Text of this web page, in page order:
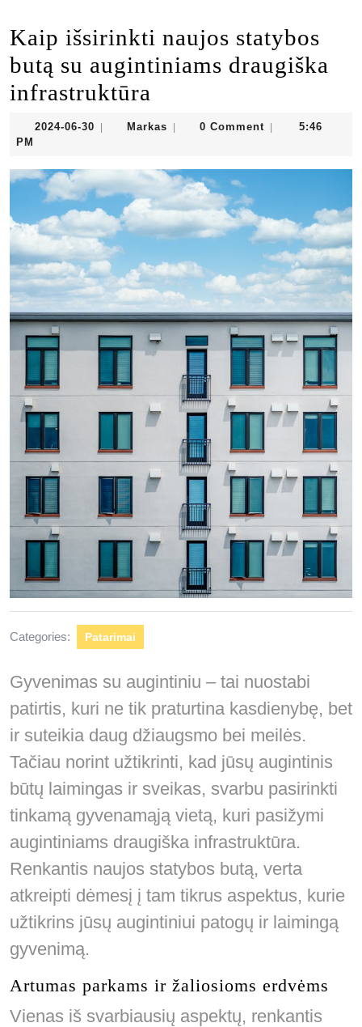
Kaip išsirinkti naujos statybos
butą su augintiniams draugiška
infrastruktūra
2024-06-30 2024-
Markas Markas0 Comment
5:46
PM
Categories: Patarimai
Gyvenimas su augintiniu – tai nuostabi
patirtis, kuri ne tik praturtina kasdienybę, bet
ir suteikia daug džiaugsmo bei meilės.
Tačiau norint užtikrinti, kad jūsų augintinis
būtų laimingas ir sveikas, svarbu pasirinkti
tinkamą gyvenamąją vietą, kuri pasižymi
augintiniams draugiška infrastruktūra.
Renkantis naujos statybos butą, verta
atkreipti dėmesį į tam tikrus aspektus, kurie
užtikrins jūsų augintiniui patogų ir laimingą
gyvenimą.
Artumas parkams ir žaliosioms erdvėms
Vienas iš svarbiausių aspektų, renkantis